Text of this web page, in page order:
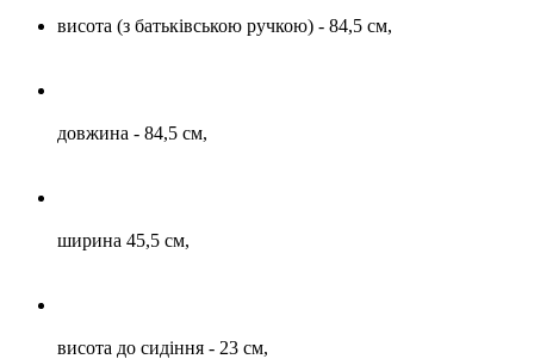
висота (з батьківською ручкою) - 84,5 см,
довжина - 84,5 см,
ширина 45,5 см,
висота до сидіння - 23 см,